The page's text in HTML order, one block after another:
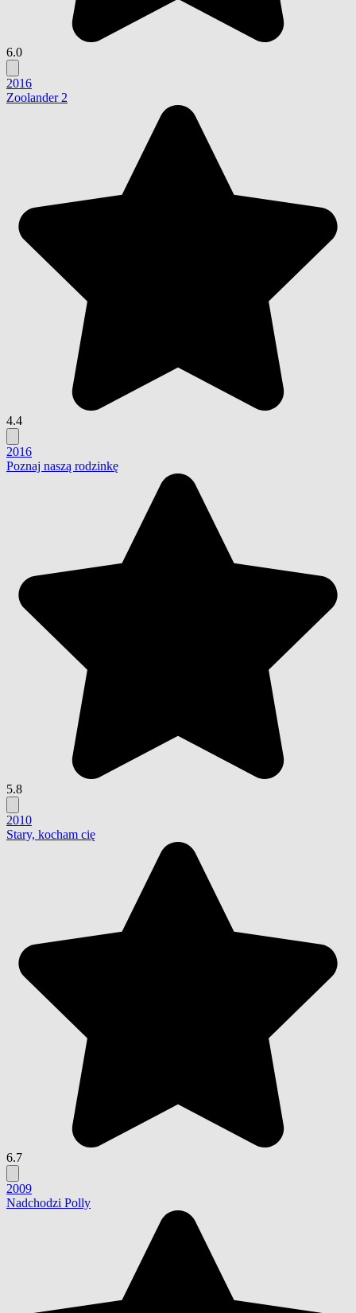
6.0
2016
Zoolander 2
4.4
2016
Poznaj naszą rodzinkę
5.8
2010
Stary, kocham cię
6.7
2009
Nadchodzi Polly